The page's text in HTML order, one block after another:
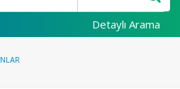
Detaylı Arama